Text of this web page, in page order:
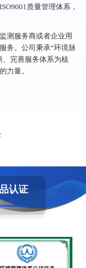
质量管理体系，
测服务商或者企业用
务。公司秉承“环境脉
、完善服务体系为核
力量。
认证